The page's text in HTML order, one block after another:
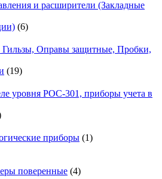
и расширители (Закладные
66
Оправы защитные, Пробки,
1919
уровня РОС-301, приборы учета в
приборы 1товар
поверенные 4товара